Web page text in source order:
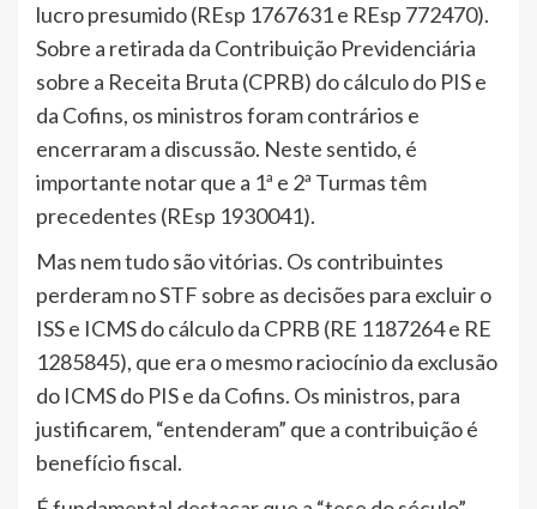
lucro presumido (REsp 1767631 e REsp 772470).
Sobre a retirada da Contribuição Previdenciária
sobre a Receita Bruta (CPRB) do cálculo do PIS e
da Cofins, os ministros foram contrários e
encerraram a discussão. Neste sentido, é
importante notar que a 1ª e 2ª Turmas têm
precedentes (REsp 1930041).
Mas nem tudo são vitórias. Os contribuintes
perderam no STF sobre as decisões para excluir o
ISS e ICMS do cálculo da CPRB (RE 1187264 e RE
1285845), que era o mesmo raciocínio da exclusão
do ICMS do PIS e da Cofins. Os ministros, para
justificarem, “entenderam” que a contribuição é
benefício fiscal.